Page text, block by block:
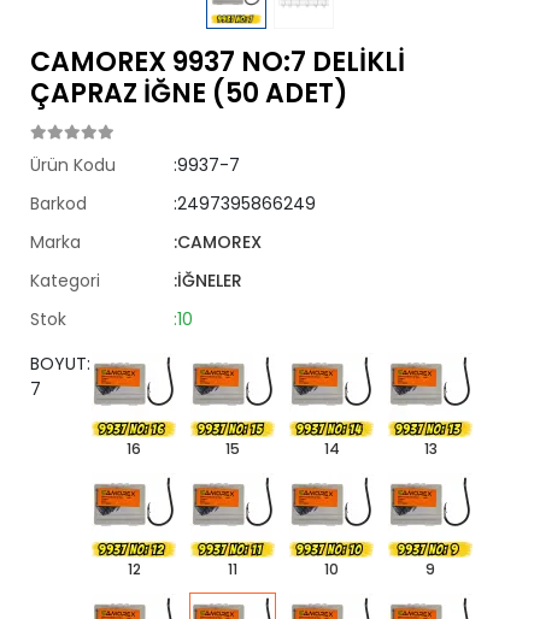
CAMOREX 9937 NO:7 DELİKLİ
ÇAPRAZ İĞNE (50 ADET)
Ürün Kodu
:9937-7
Barkod
:2497395866249
Marka
:CAMOREX
Kategori
:İĞNELER
Stok
:10
BOYUT:
7
16 15 14 13
12 11 10 9